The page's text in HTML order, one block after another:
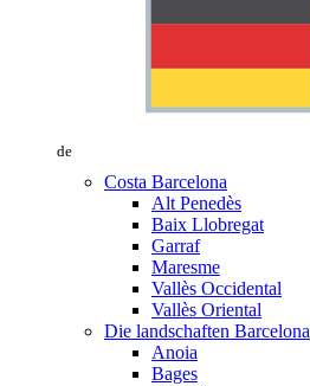
de
Costa Barcelona
Alt Penedès
Baix Llobregat
Garraf
Maresme
Vallès Occidental
Vallès Oriental
Die landschaften Barcelona
Anoia
Bages